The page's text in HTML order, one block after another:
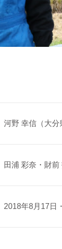
河野 幸信（大分
田浦 彩奈・財
2018年8月17日